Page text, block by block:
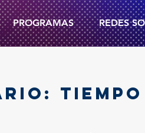
PROGRAMAS REDES
TIEMPO